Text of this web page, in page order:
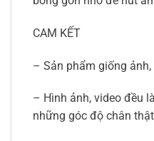
CAM KẾT
– Sản phẩm giống
– Hình ảnh, video đều
những góc độ chân